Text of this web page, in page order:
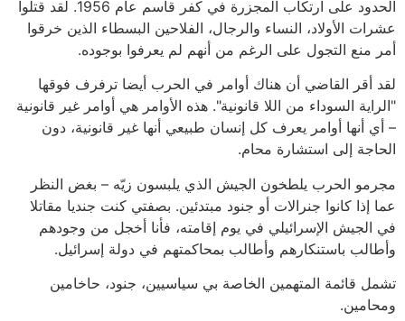
الحدود على ارتكاب المجزرة في كفر قاسم عام 1956. لقد قتلوا
عشرات الأولاد، النساء والرجال، الفلاحين البسطاء الذين خرقوا
أمر منع التجول على الرغم من أنهم لم يعرفوا بوجوده.
لقد أقر القاضي أن هناك أوامر في الحرب أيضا ترفرف فوقها
"الراية السوداء من اللا قانونية". هذه الأوامر هي أوامر غير قانونية
– أي أنها أوامر يعرف كل إنسان طبيعي أنها غير قانونية، دون
الحاجة إلى استشارة محام.
مجرمو الحرب يلطخون الجيش الذي يلبسون زيّه – بغض النظر
عما إذا كانوا جنرالات أو جنود مبتدئين. بصفتي كنت جنديا مقاتلا
في الجيش الإسرائيلي في يوم إقامته، فأنا أخجل من وجودهم
وأطالب باستنكارهم وأطالب بمحاكمتهم في دولة إسرائيل.
تشمل قائمة المتهمين الخاصة بي سياسيين، جنود، حاخامين
ومحامين.